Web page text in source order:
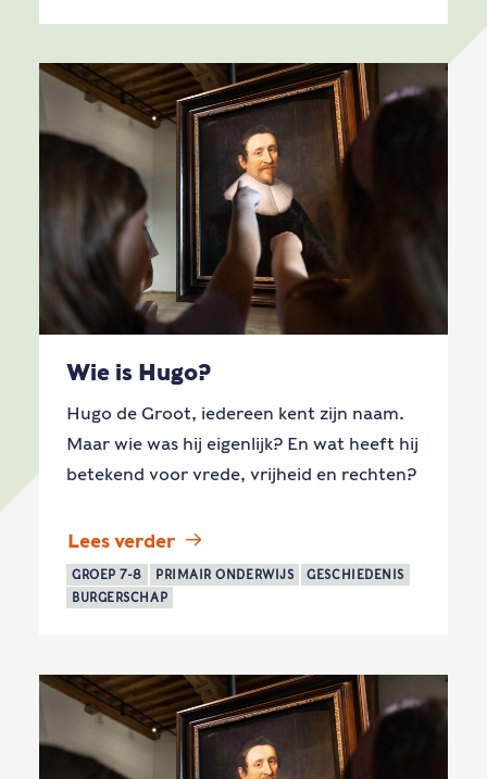
Wie is Hugo?
Hugo de Groot, iedereen kent zijn naam.
Maar wie was hij eigenlijk? En wat heeft hij
betekend voor vrede, vrijheid en rechten?
Lees verder
GROEP 7-8 PRIMAIR ONDERWIJS
GESCHIEDENIS
BURGERSCHAP